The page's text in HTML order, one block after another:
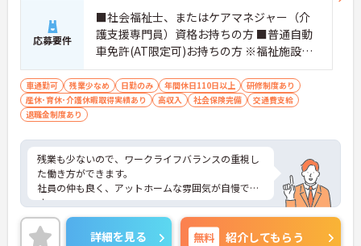
応募要件
■社会福祉士、またはケアマネジャー（介
護支援専門員）資格お持ちの方 ■普通自動
車免許(AT限定可)お持ちの方 ※福祉施設等
での相談業務経験者 ※パソコン操作可能な
方(ワード・エクセル・専用ソフト)
車通勤可 残業少なめ 日勤のみ 年間休日110日以上
研修制度あり
産休･育休･介護休暇取得実績あり
高収入 社会保険完備
交通費支給
退職金制度あり
残業も少ないので、ワークライフバランスの重視し
た働き方ができます。
社員の仲も良く、アットホームな雰囲気が自慢で
す。
ご興味ある方には、面接対策ポイントなど、詳細を
お話しいたしますのでお気軽にご相談ください。
詳細を見る 無料 紹介してもらう